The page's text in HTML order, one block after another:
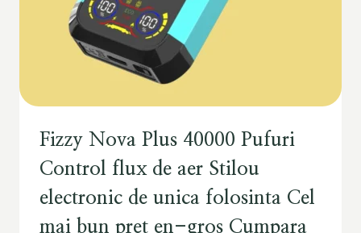
Fizzy Nova Plus 40000 Pufuri
Control flux de aer Stilou
electronic de unica folosinta Cel
mai bun pret en-gros Cumpara